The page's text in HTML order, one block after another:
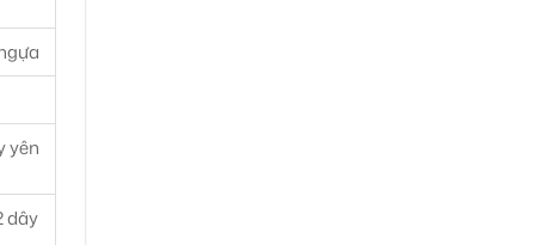
yên
dây